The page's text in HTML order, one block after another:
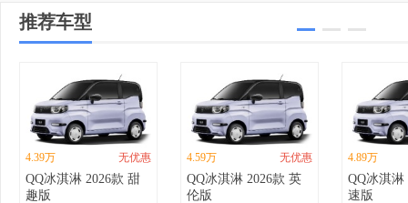
推荐车型
4.39万 无优惠
QQ冰淇淋 2026款 甜
趣版
4.59万 无优惠
QQ冰淇淋 2026款 英
伦版
4.89万
QQ冰淇淋
速版